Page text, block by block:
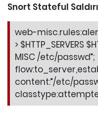
Snort Stateful
web-misc.rules:alert
> $HTTP_SERVERS
MISC /etc/passwd”;
content:”/etc/